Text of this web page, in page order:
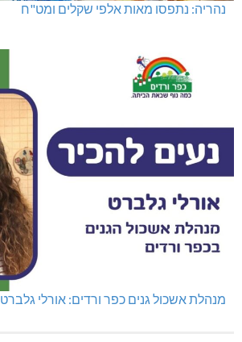
נהריה: נתפסו מאות אלפי שקלים ומט"ח
מנהלת אשכול גנים כפר ורדים: אורלי גלברט